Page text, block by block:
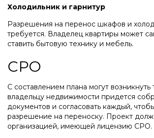
Холодильник и гарнитур
Разрешения на перенос шкафов и
требуется. Владелец квартиры может
ставить бытовую технику и мебель.
СРО
С составлением плана могут возникнуть
владельцу недвижимости придется
документов и согласовать каждый,
разрешение на переноску. Проект
организацией, имеющей лицензию СРО.